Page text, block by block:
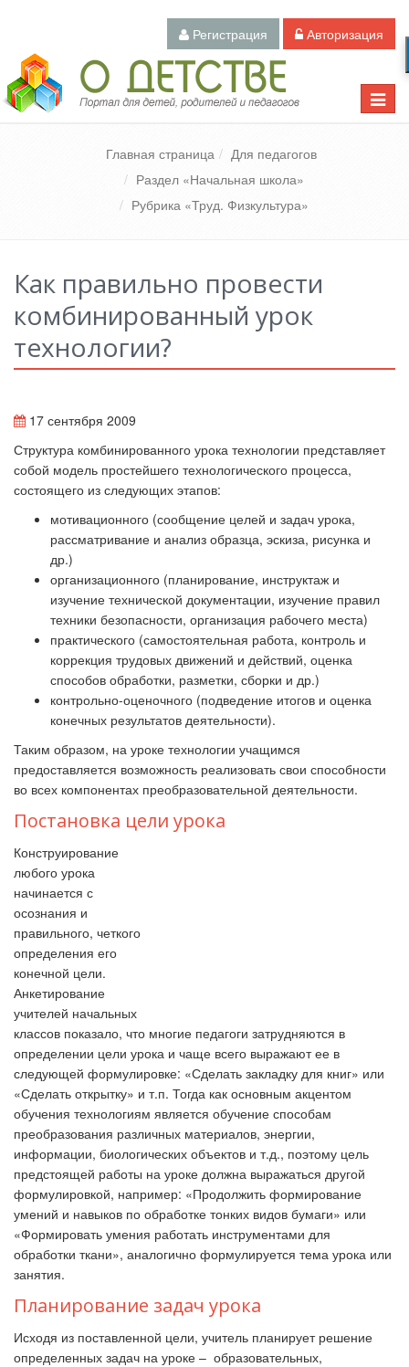
Регистрация Авторизация
Toggle
Педагогический портал «О детстве»
Главная страница
Для педагогов
Раздел «Начальная школа»
Рубрика «Труд. Физкультура»
Как правильно провести
комбинированный урок
технологии?
17 сентября 2009
Структура комбинированного урока технологии представляет
собой модель простейшего технологического процесса,
состоящего из следующих этапов:
мотивационного (сообщение целей и задач урока,
рассматривание и анализ образца, эскиза, рисунка и
др.)
организационного (планирование, инструктаж и
изучение технической документации, изучение правил
техники безопасности, организация рабочего места)
практического (самостоятельная работа, контроль и
коррекция трудовых движений и действий, оценка
способов обработки, разметки, сборки и др.)
контрольно-оценочного (подведение итогов и оценка
конечных результатов деятельности).
Таким образом, на уроке технологии учащимся
предоставляется возможность реализовать свои способности
во всех компонентах преобразовательной деятельности.
Постановка цели урока
Конструирование
любого урока
начинается с
осознания и
правильного, четкого
определения его
конечной цели.
Анкетирование
учителей начальных
классов показало, что многие педагоги затрудняются в
определении цели урока и чаще всего выражают ее в
следующей формулировке: «Сделать закладку для книг» или
«Сделать открытку» и т.п. Тогда как основным акцентом
обучения технологиям является обучение способам
преобразования различных материалов, энергии,
информации, биологических объектов и т.д., поэтому цель
предстоящей работы на уроке должна выражаться другой
формулировкой, например: «Продолжить формирование
умений и навыков по обработке тонких видов бумаги» или
«Формировать умения работать инструментами для
обработки ткани», аналогично формулируется тема урока или
занятия.
Планирование задач урока
Исходя из поставленной цели, учитель планирует решение
определенных задач на уроке – образовательных,